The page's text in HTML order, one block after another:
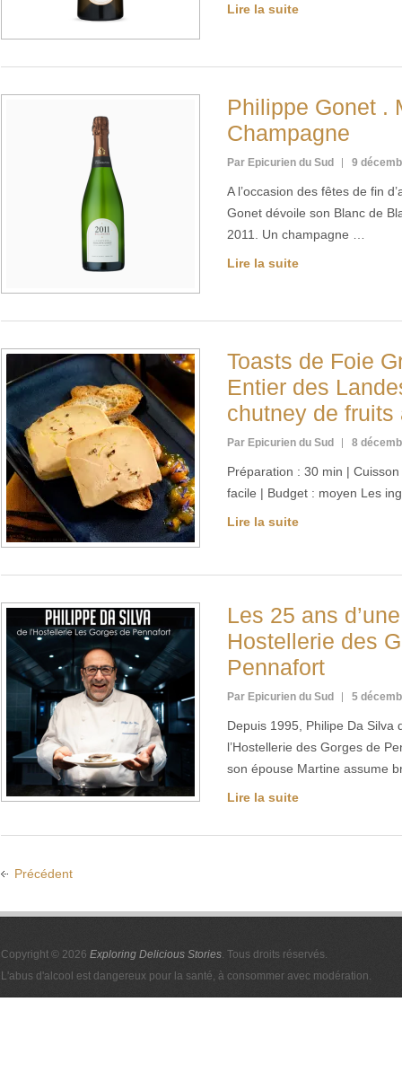
Lire la suite
Philippe Gonet .
Champagne
Par Epicurien du Sud 9
A l’occasion des fêtes de fin
Gonet dévoile son Blanc de
2011. Un champagne …
Lire la suite
Toasts de Foie
Entier des
chutney de fruits
Par Epicurien du Sud 8
Préparation : 30 min |
facile | Budget : moyen Les
Lire la suite
Les 25 ans
Hostellerie des
Pennafort
Par Epicurien du Sud 5
Depuis 1995, Philipe Da Silva
l’Hostellerie des Gorges de
son épouse Martine assume
Lire la suite
Précédent
Copyright © 2026 Exploring Delicious Stories. Tous droits réservés.
L'abus d'alcool est dangereux pour la santé, à consommer avec modération.